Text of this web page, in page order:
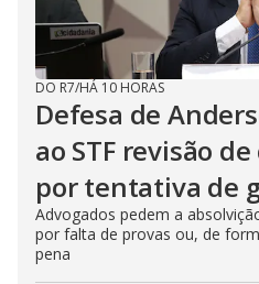
DO R7/HÁ 10 HORAS
Defesa de
ao STF revisão
por tentativa de
Advogados pedem a
por falta de provas ou, de
pena